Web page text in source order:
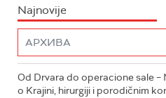
Najnovije
Od Drvara do operacione sale –
o Krajini, hirurgiji i porodičnim